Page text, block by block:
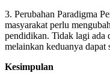
3. Perubahan Paradigma
masyarakat perlu
pendidikan. Tidak lagi ada
melainkan keduanya dapat
Kesimpulan